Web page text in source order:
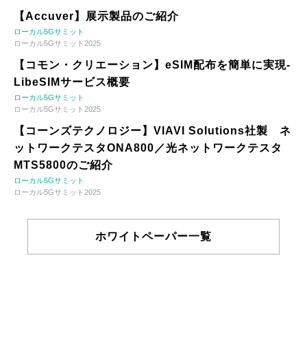
【Accuver】展示製品のご紹介
ローカル5Gサミット
ローカル5Gサミット2025
【コモン・クリエーション】eSIM配布を簡単に実現-
LibeSIMサービス概要
ローカル5Gサミット
ローカル5Gサミット2025
【コーンズテクノロジー】VIAVI Solutions社製 ネ
ットワークテスタONA800／光ネットワークテスタ
MTS5800のご紹介
ローカル5Gサミット
ローカル5Gサミット2025
ホワイトペーパー一覧